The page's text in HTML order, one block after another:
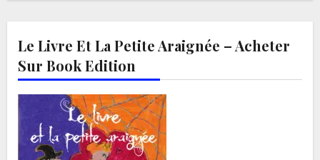
Le Livre Et La Petite Araignée – Acheter
Sur Book Edition